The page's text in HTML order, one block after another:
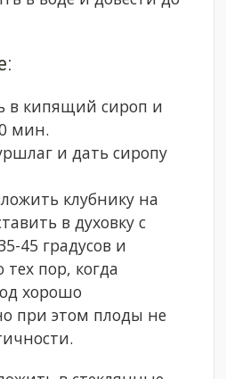
в кипящий сироп и
мин.
и дать сиропу
клубнику на
в духовку с
45 градусов и
пор, когда
хорошо
при этом плоды не